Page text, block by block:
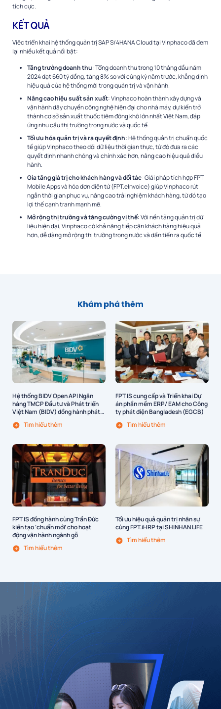
tích cực.
KẾT QUẢ
Việc triển khai hệ thống quản trị SAP S/4HANA Cloud tại Vinphaco đã đem
lại nhiều kết quả nổi bật:
Tăng trưởng doanh thu: Tổng doanh thu trong 10 tháng đầu năm
2024 đạt 660 tỷ đồng, tăng 8% so với cùng kỳ năm trước, khẳng định
hiệu quả của hệ thống mới trong quản trị và vận hành.
Nâng cao hiệu suất sản xuất: Vinphaco hoàn thành xây dựng và
vận hành dây chuyền công nghệ hiện đại cho nhà máy, dự kiến trở
thành cơ sở sản xuất thuốc tiêm đông khô lớn nhất Việt Nam, đáp
ứng nhu cầu thị trường trong nước và quốc tế.
Tối ưu hóa quản trị và ra quyết định: Hệ thống quản trị chuẩn quốc
tế giúp Vinphaco theo dõi dữ liệu thời gian thực, từ đó đưa ra các
quyết định nhanh chóng và chính xác hơn, nâng cao hiệu quả điều
hành.
Gia tăng giá trị cho khách hàng và đối tác: Giải pháp tích hợp FPT
Mobile Apps và hóa đơn điện tử (FPT.eInvoice) giúp Vinphaco rút
ngắn thời gian phục vụ, nâng cao trải nghiệm khách hàng, từ đó tạo
lợi thế cạnh tranh mạnh mẽ.
Mở rộng thị trường và tăng cường vị thế: Với nền tảng quản trị dữ
liệu hiện đại, Vinphaco có khả năng tiếp cận khách hàng hiệu quả
hơn, dễ dàng mở rộng thị trường trong nước và dần tiến ra quốc tế.
Khám phá thêm
Hệ thống BIDV Open API Ngân
hàng TMCP Đầu tư và Phát triển
Việt Nam (BIDV) đồng hành phát
triển bởi FPT IS
Tìm hiểu thêm
FPT IS cung cấp và Triển khai Dự
án phần mềm ERP/ EAM cho Công
ty phát điện Bangladesh (EGCB)
Tìm hiểu thêm
FPT IS đồng hành cùng Trần Đức
kiến tạo ‘chuẩn mới’ cho hoạt
động vận hành ngành gỗ
Tìm hiểu thêm
Tối ưu hiệu quả quản trị nhân sự
cùng FPT.iHRP tại SHINHAN LIFE
Tìm hiểu thêm